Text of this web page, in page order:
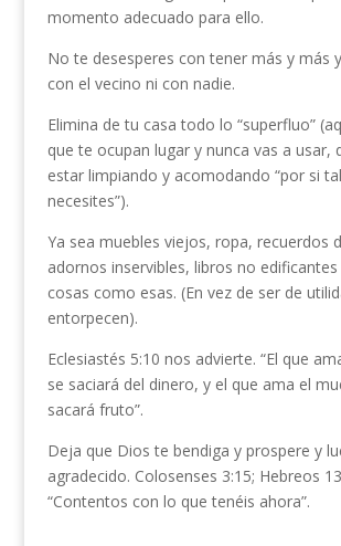
momento adecuado para ello.
No te desesperes con tener más y más
con el vecino ni con nadie.
Elimina de tu casa todo lo “superfluo”
que te ocupan lugar y nunca vas a usar,
estar limpiando y acomodando “por si
necesites”).
Ya sea muebles viejos, ropa, recuerdos
adornos inservibles, libros no
cosas como esas. (En vez de ser de
entorpecen).
Eclesiastés 5:10 nos advierte. “El que
se saciará del dinero, y el que ama el
sacará fruto”.
Deja que Dios te bendiga y prospere y
agradecido. Colosenses 3:15; Hebreos
“Contentos con lo que tenéis ahora”.